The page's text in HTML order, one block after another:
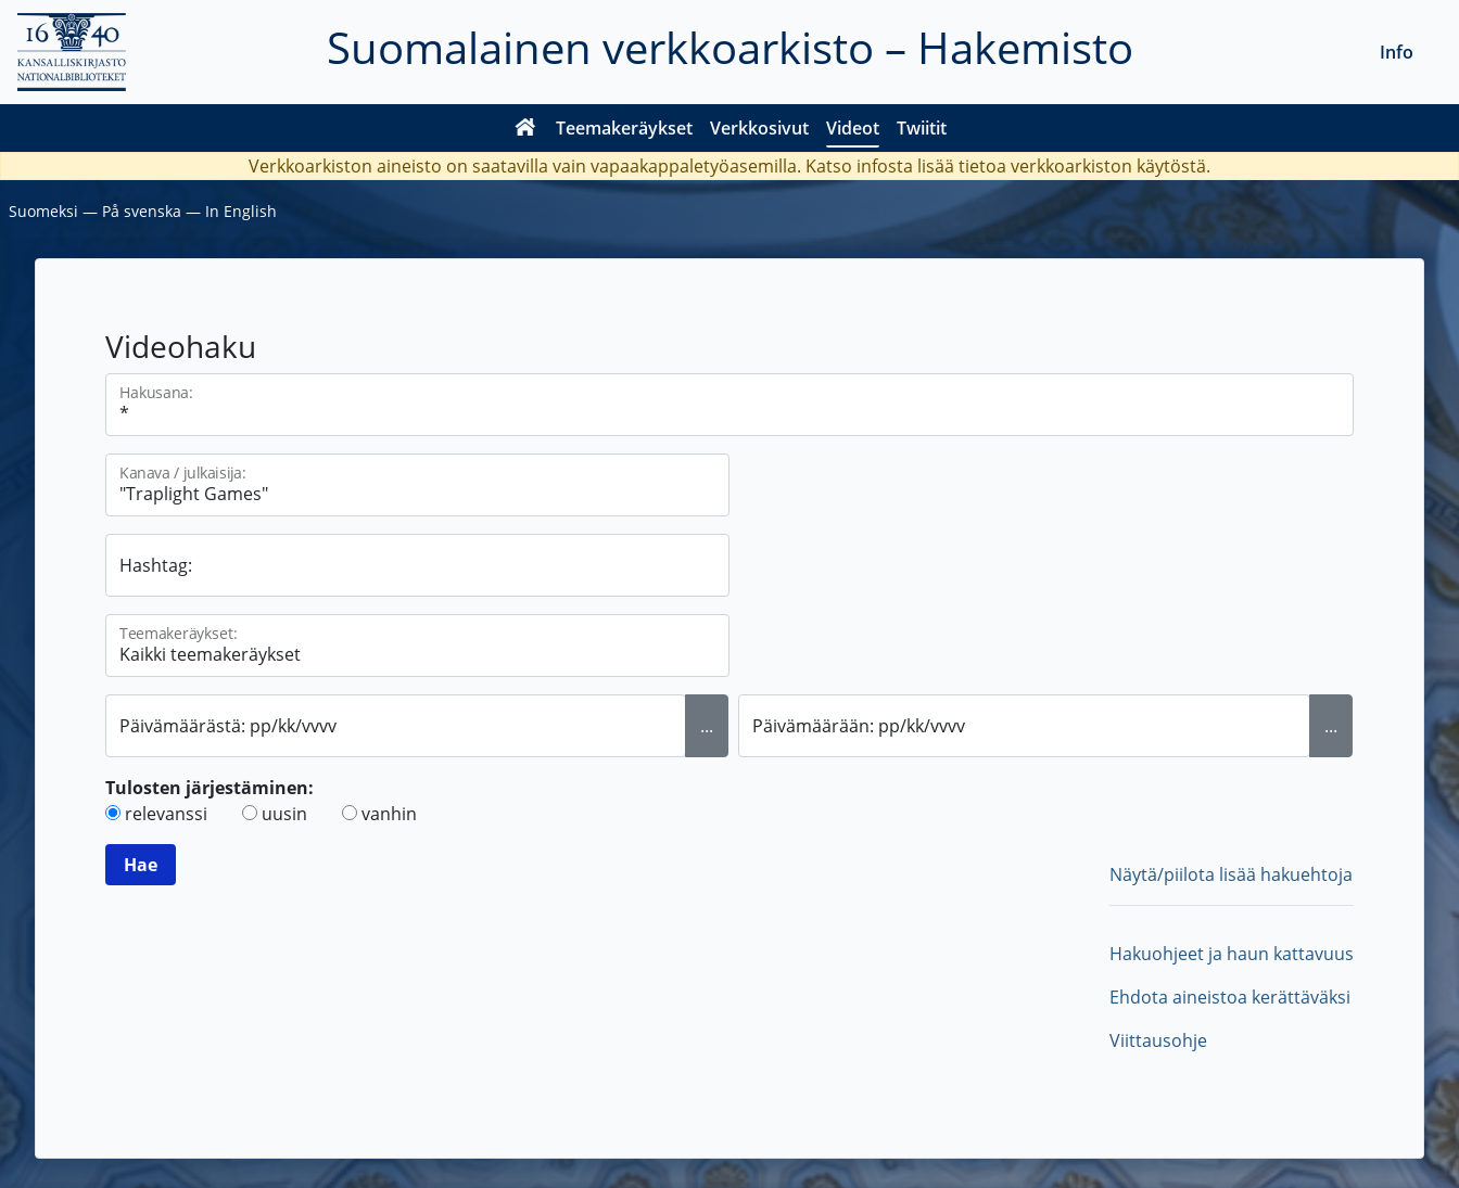
Suomalainen verkkoarkisto – Hakemisto
Teemakeräykset Verkkosivut Videot Twiitit
Info
Verkkoarkiston aineisto on saatavilla vain vapaakappaletyöasemilla. Katso infosta lisää tietoa verkkoarkiston käytöstä.
Suomeksi ― På svenska ― In English
Videohaku
Hakusana:
Kanava / julkaisija:
Hashtag:
Teemakeräykset:
Päivämäärästä: pp/kk/vvvv ... Päivämäärään: pp/kk/vvvv ...
Tulosten järjestäminen:
relevanssi
uusin vanhin
Näytä/piilota lisää hakuehtoja
Hakuohjeet ja haun kattavuus
Ehdota aineistoa kerättäväksi
Viittausohje